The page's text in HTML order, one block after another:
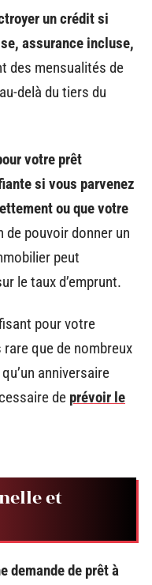
un crédit si
assurance incluse,
des mensualités de
delà du tiers du
votre prêt
si vous parvenez
ou que votre
de pouvoir donner un
peut
le taux d’emprunt.
pour votre
rare que de nombreux
anniversaire
de prévoir le
et
demande de prêt à